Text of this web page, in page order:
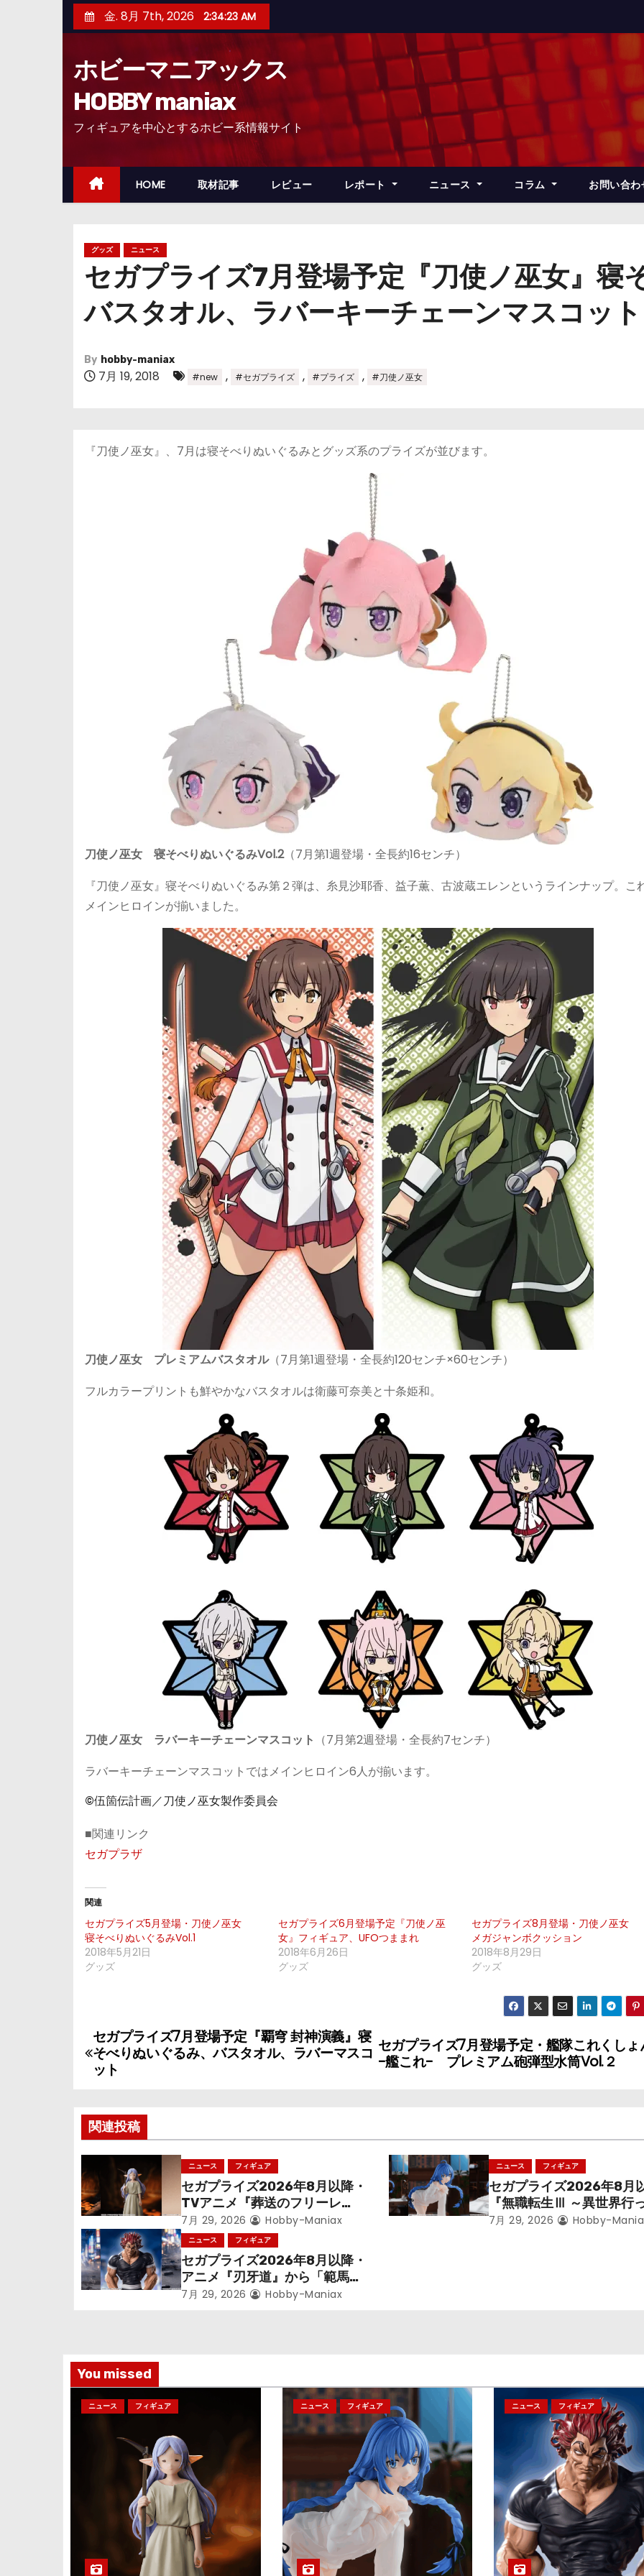
ン
ッ
金. 8月 7th, 2026 2:34:25 AM
ホビーマニアックス
HOBBY maniax
フィギュアを中心とするホビー系情報サイト
HOME 取材記事 レビュー レポート ニュース コラム お問い合わ
グッズ ニュース
セガプライズ7月登場予定『刀使ノ巫女』寝
バスタオル、ラバーキーチェーンマスコット
By hobby-maniax
7月 19, 2018 #new , #セガプライズ , #プライズ , #刀使ノ巫女
『刀使ノ巫女』、7月は寝そべりぬいぐるみとグッズ系のプライズが並びます。
刀使ノ巫女 寝そべりぬいぐるみVol.2（7月第1週登場・全長約16センチ）
『刀使ノ巫女』寝そべりぬいぐるみ第２弾は、糸見沙耶香、益子薫、古波蔵エレンというラインナップ。こ
メインヒロインが揃いました。
刀使ノ巫女 プレミアムバスタオル（7月第1週登場・全長約120センチ×60センチ）
フルカラープリントも鮮やかなバスタオルは衛藤可奈美と十条姫和。
刀使ノ巫女 ラバーキーチェーンマスコット （7月第2週登場・全長約7センチ）
ラバーキーチェーンマスコットではメインヒロイン6人が揃います。
©伍箇伝計画／刀使ノ巫女製作委員会
■関連リンク
セガプラザ
関連
セガプライズ5月登場・刀使ノ巫女
寝そべりぬいぐるみVol.1
2018年5月21日
グッズ
セガプライズ6月登場予定『刀使ノ巫
女』フィギュア、UFOつままれ
2018年6月26日
グッズ
セガプライズ8月登場・刀使ノ巫女
メガジャンボクッション
2018年8月29日
グッズ
投
稿
ビ
ゲ
ー
シ
ョ
ン
セガプライズ7月登場予定・艦隊これくしょ
-艦これ- プレミアム砲弾型水筒Vol.２
セガプライズ7月登場予定『覇穹 封神演義』寝
そべりぬいぐるみ、バスタオル、ラバーマスコ
ット
関連投稿
ニュース フィギュア
セガプライズ2026年8月以降・
TVアニメ『葬送のフリーレ
ン』鉱山で300年働くことにな
っっちゃった「フリーレン」を
立体化！
7月 29, 2026 Hobby-Maniax
ニュース フィギュア
セガプライズ2026年8月
『無職転生Ⅲ ～異世界行
本気だす～』から「ロキ
7月 29, 2026 Hobby-
ニュース フィギュア
セガプライズ2026年8月以降・
アニメ『刃牙道』から「範馬勇
次郎」が登場ッッ!!
7月 29, 2026 Hobby-Maniax
You missed
ニュース フィギュア ニュース フィギュア ニュース フィギュア